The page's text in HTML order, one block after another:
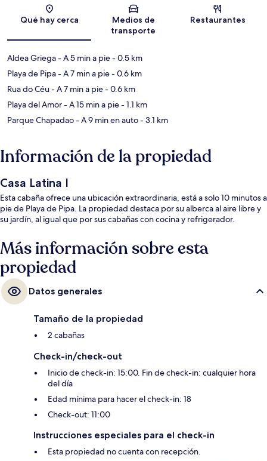
Sección del mapa
Qué hay cerca
Medios de
transporte
Restaurantes
Aldea Griega- A 5 min a pie- 0.5 km
Playa de Pipa- A 7 min a pie- 0.6 km
Rua do Céu- A 7 min a pie- 0.6 km
Playa del Amor- A 15 min a pie- 1.1 km
Parque Chapadao- A 9 min en auto- 3.1 km
Información de la propiedad
Casa Latina I
Esta cabaña ofrece una ubicación extraordinaria, está a solo 10 minutos a
pie de Playa de Pipa. La propiedad destaca por su alberca al aire libre y
su jardín, al igual que por sus cabañas con cocina y refrigerador.
Más información sobre esta
propiedad
Datos generales
Tamaño de la propiedad
2 cabañas
Check-in/check-out
Inicio de check-in: 15:00. Fin de check-in: cualquier hora
del día
Edad mínima para hacer el check-in: 18
Check-out: 11:00
Instrucciones especiales para el check-in
Esta propiedad no cuenta con recepción.